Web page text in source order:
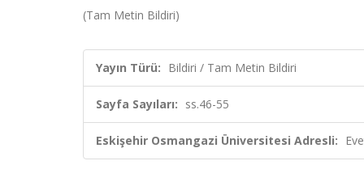
(Tam Metin Bildiri)
Yayın Türü: Bildiri / Tam Metin Bildiri
Sayfa Sayıları: ss.46-55
Eskişehir Osmangazi Üniversitesi Adresli: